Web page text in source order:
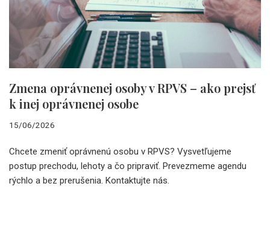
Zmena oprávnenej osoby v RPVS – ako prejsť
k inej oprávnenej osobe
15/06/2026
Chcete zmeniť oprávnenú osobu v RPVS? Vysvetľujeme
postup prechodu, lehoty a čo pripraviť. Prevezmeme agendu
rýchlo a bez prerušenia. Kontaktujte nás.